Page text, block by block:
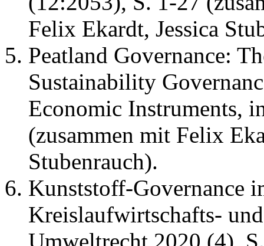
Felix Ekardt, Jessica
Peatland Governance:
Sustainability
Economic Instruments,
(zusammen mit Felix
Stubenrauch).
Kunststoff-Governance
Kreislaufwirtschafts-
Umweltrecht 2020 (4),